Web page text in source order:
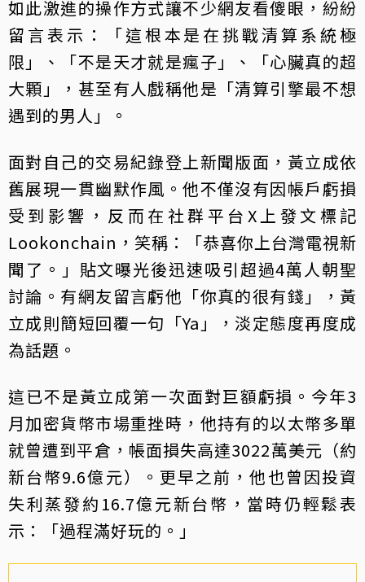
如此激進的操作方式讓不少網友看傻眼，紛紛
留言表示：「這根本是在挑戰清算系統極
限」、「不是天才就是瘋子」、「心臟真的超
大顆」，甚至有人戲稱他是「清算引擎最不想
遇到的男人」。
面對自己的交易紀錄登上新聞版面，黃立成依
舊展現一貫幽默作風。他不僅沒有因帳戶虧損
受到影響，反而在社群平台X上發文標記
Lookonchain，笑稱：「恭喜你上台灣電視新
聞了。」貼文曝光後迅速吸引超過4萬人朝聖
討論。有網友留言虧他「你真的很有錢」，黃
立成則簡短回覆一句「Ya」，淡定態度再度成
為話題。
這已不是黃立成第一次面對巨額虧損。今年3
月加密貨幣市場重挫時，他持有的以太幣多單
就曾遭到平倉，帳面損失高達3022萬美元（約
新台幣9.6億元）。更早之前，他也曾因投資
失利蒸發約16.7億元新台幣，當時仍輕鬆表
示：「過程滿好玩的。」